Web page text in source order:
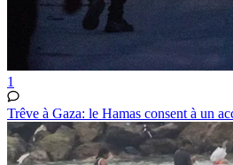
1
Trêve à Gaza: le Hamas consent à un